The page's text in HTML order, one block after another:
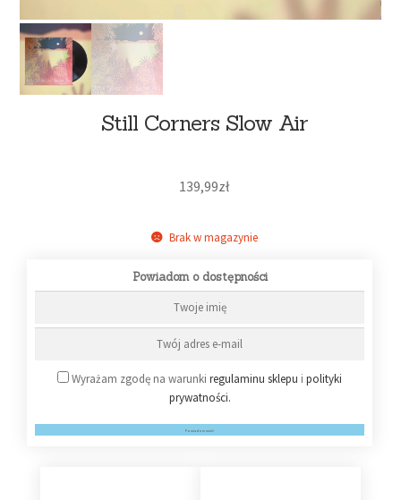
Still Corners Slow Air
139,99zł
Brak w magazynie
Powiadom o dostępności
Wyrażam zgodę na warunkiregulaminu sklepu ipolityki
prywatności.
Powiadom mnie!